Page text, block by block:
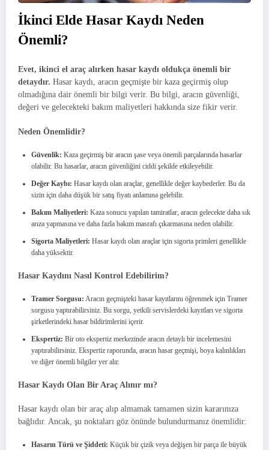
İkinci Elde Hasar Kaydı Neden
Önemli?
Evet, ikinci el araç alırken hasar kaydı oldukça önemli bir
detaydır. Hasar kaydı, aracın geçmişte bir kaza geçirmiş olup
olmadığına dair önemli bir bilgi verir. Bu bilgi, aracın güvenliği,
değeri ve gelecekteki bakım maliyetleri hakkında size fikir verir.
Neden Önemlidir?
Güvenlik: Kaza geçirmiş bir aracın şase veya önemli parçalarında hasarlar
olabilir. Bu hasarlar, aracın güvenliğini ciddi şekilde etkileyebilir.
Değer Kaybı: Hasar kaydı olan araçlar, genellikle değer kaybederler. Bu da
sizin için daha düşük bir satış fiyatı anlamına gelebilir.
Bakım Maliyetleri: Kaza sonucu yapılan tamiratlar, aracın gelecekte daha sık
arıza yapmasına ve daha fazla bakım masrafı çıkarmasına neden olabilir.
Sigorta Maliyetleri: Hasar kaydı olan araçlar için sigorta primleri genellikle
daha yüksektir.
Hasar Kaydını Nasıl Kontrol Edebilirim?
Tramer Sorgusu: Aracın geçmişteki hasar kayıtlarını öğrenmek için Tramer
sorgusu yaptırabilirsiniz. Bu sorgu, yetkili servislerdeki kayıtları ve sigorta
şirketlerindeki hasar bildirimlerini içerir.
Ekspertiz: Bir oto ekspertiz merkezinde aracın detaylı bir incelemesini
yaptırabilirsiniz. Ekspertiz raporunda, aracın hasar geçmişi, boya kalınlıkları
ve diğer önemli bilgiler yer alır.
Hasar Kaydı Olan Bir Araç Alınır mı?
Hasar kaydı olan bir araç alıp almamak tamamen sizin kararınıza
bağlıdır. Ancak, şu noktaları göz önünde bulundurmanız önemlidir:
Hasarın Türü ve Şiddeti: Küçük bir çizik veya değişen bir parça ile büyük